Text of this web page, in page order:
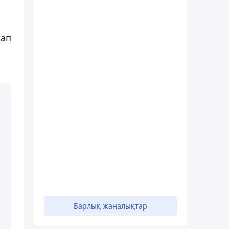
Барлық жаңалықтар